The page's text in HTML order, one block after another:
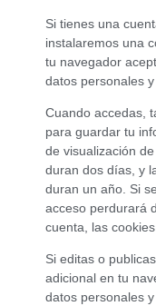
Si tienes una
instalaremos una
tu navegador
datos personales
Cuando accedas,
para guardar tu
de visualización
duran dos días, y
duran un año. Si
acceso perdurará
cuenta, las
Si editas o
adicional en tu
datos personales